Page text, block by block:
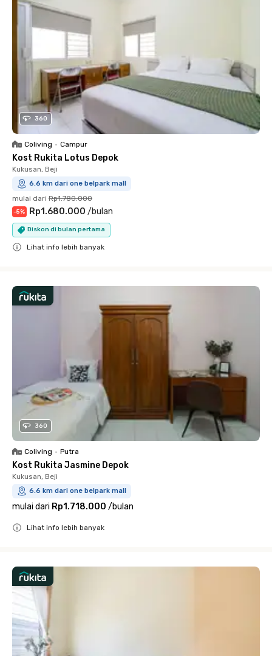
360
Coliving • Campur
Kost Rukita Lotus Depok
Kukusan, Beji
6.6 km dari one belpark mall
mulai dari Rp1.780.000
-5% Rp1.680.000 /bulan
Diskon di bulan pertama
Lihat info lebih banyak
360
Coliving • Putra
Kost Rukita Jasmine Depok
Kukusan, Beji
6.6 km dari one belpark mall
mulai dari Rp1.718.000 /bulan
Lihat info lebih banyak